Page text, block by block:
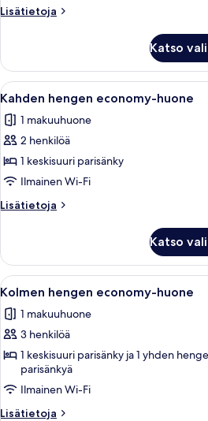
huone
kuvat
Lisätietoja
Lisätietoja
standard-
huone
Katso
Avaa
kaikki
huonetyypin
Kahden
hengen
economy-
huone
kuvat
3
Kahden hengen economy-huone
1 makuuhuone
2 henkilöä
1 keskisuuri parisänky
Ilmainen Wi-Fi
Lisätietoja
Lisätietoja
economy-
huone
Katso
Avaa
kaikki
huonetyypin
Kolmen
hengen
economy-
huone
kuvat
1
Kolmen hengen economy-huone
1 makuuhuone
3 henkilöä
1 keskisuuri parisänky ja 1 yhden
parisänkyä
Ilmainen Wi-Fi
Lisätietoja
Lisätietoja